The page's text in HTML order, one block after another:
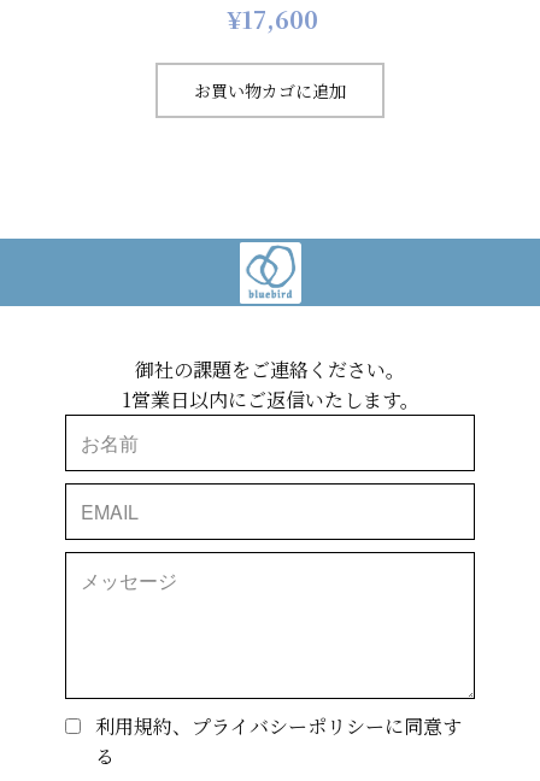
¥17,600
お買い物カゴに追加
御社の課題をご連絡ください。
1営業日以内にご返信いたします。
利用規約、プライバシーポリシーに同意す
る